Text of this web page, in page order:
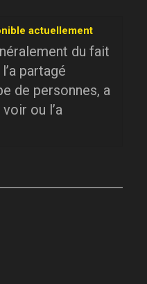
actuellement
du fait
partagé
de personnes, a
ou l’a